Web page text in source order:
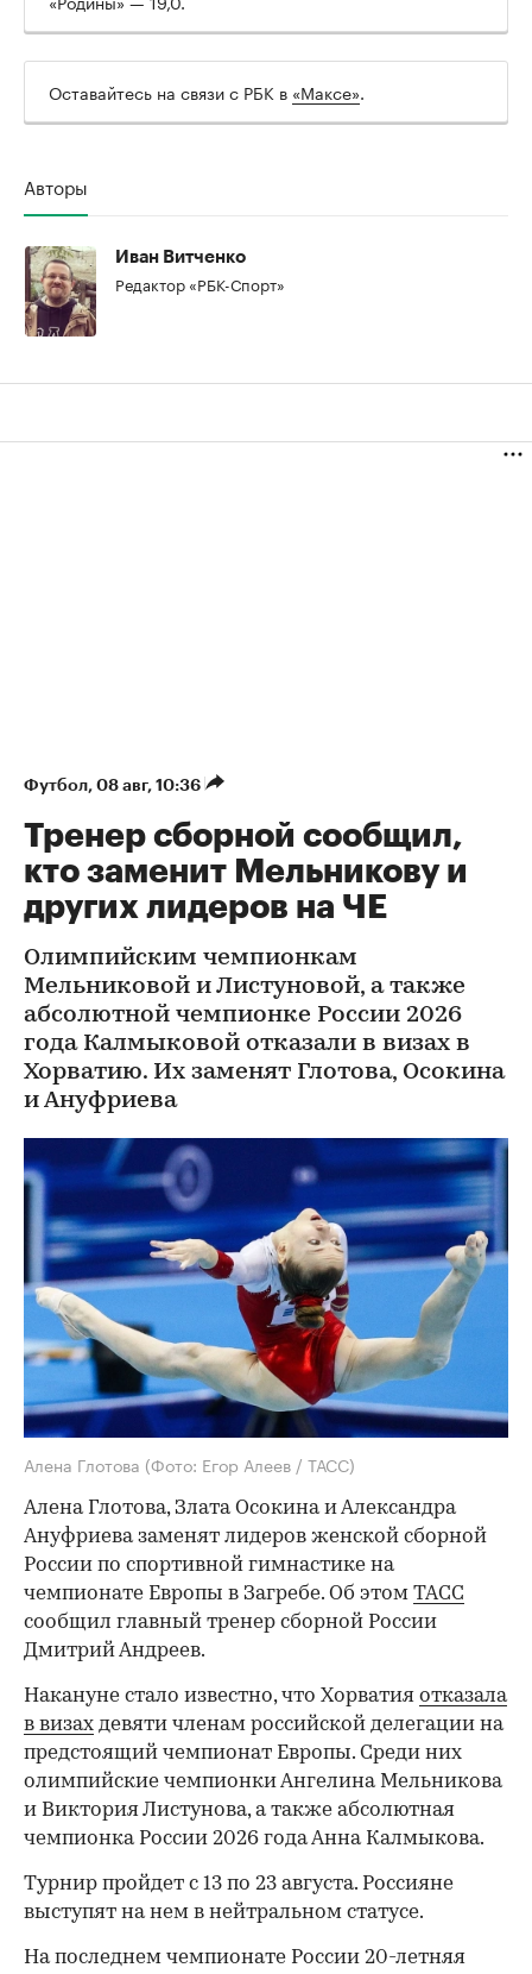
Оставайтесь на связи с РБК в «Максе».
Авторы
Иван Витченко
Редактор «РБК-Спорт»
Футбол 08 авг, 10:36
Тренер сборной сообщил,
кто заменит Мельникову и
других лидеров на ЧЕ
Олимпийским чемпионкам
Мельниковой и Листуновой, а также
абсолютной чемпионке России 2026
года Калмыковой отказали в визах в
Хорватию. Их заменят Глотова, Осокина
и Ануфриева
Алена Глотова (Фото: Егор Алеев / ТАСС)
Алена Глотова, Злата Осокина и Александра
Ануфриева заменят лидеров женской сборной
России по спортивной гимнастике на
чемпионате Европы в Загребе. Об этом ТАСС
сообщил главный тренер сборной России
Дмитрий Андреев.
Накануне стало известно, что Хорватия отказала
в визах девяти членам российской делегации на
предстоящий чемпионат Европы. Среди них
олимпийские чемпионки Ангелина Мельникова
и Виктория Листунова, а также абсолютная
чемпионка России 2026 года Анна Калмыкова.
Турнир пройдет с 13 по 23 августа. Россияне
выступят на нем в нейтральном статусе.
На последнем чемпионате России 20-летняя